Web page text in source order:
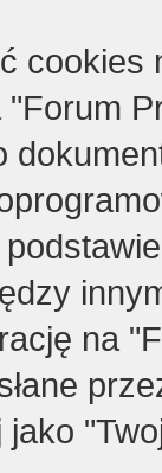
cookies
na